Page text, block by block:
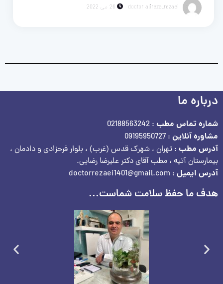
doctor alireza_rezaei 26 می 2022
درباره ما
شماره تماس مطب : 02188563242
مشاوره آنلاین : 09195950727
آدرس مطب : تهران ، شهرک قدس (غرب) ، بلوار فرحزادی و دادمان ،
بیمارستان آتیه ، مطب آقای دکتر علیرضا رضایی.
آدرس ایمیل : doctorrezaei1401@gmail.com
هدف ما حفظ سلامت شماست...